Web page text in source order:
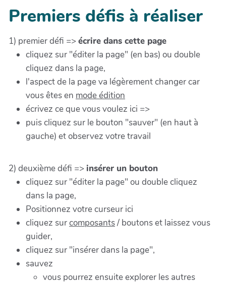
Premiers défis à réaliser
1) premier défi => écrire dans cette page
cliquez sur "éditer la page" (en bas) ou double
cliquez dans la page,
l'aspect de la page va légèrement changer car
vous êtes en mode édition
écrivez ce que vous voulez ici =>
puis cliquez sur le bouton "sauver" (en haut à
gauche) et observez votre travail
2) deuxième défi => insérer un bouton
cliquez sur "éditer la page" ou double cliquez
dans la page,
Positionnez votre curseur ici
cliquez surcomposants/ boutons et laissez vous
guider,
cliquez sur "insérer dans la page",
sauvez
vous pourrez ensuite explorer les autres